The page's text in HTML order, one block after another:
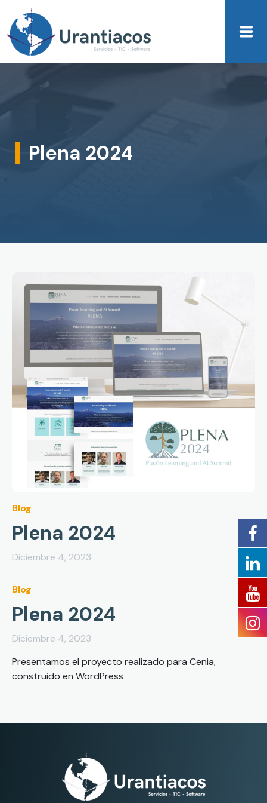
Skip to main content
Plena 2024
Blog
Plena 2024
Diciembre 4, 2023
Blog
Plena 2024
Diciembre 4, 2023
Presentamos el proyecto realizado para Cenia,
construido en WordPress